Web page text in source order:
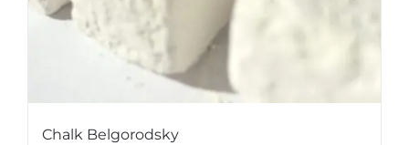
Chalk Belgorodsky